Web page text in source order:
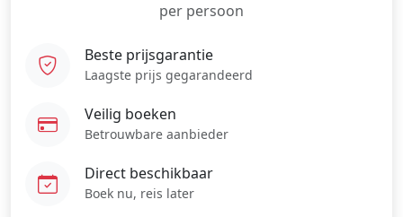
per persoon
Beste prijsgarantie
Laagste prijs gegarandeerd
Veilig boeken
Betrouwbare aanbieder
Direct beschikbaar
Boek nu, reis later